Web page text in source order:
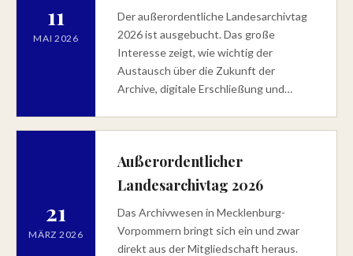
11
MAI 2026
Der außerordentliche Landesarchivtag
2026 ist ausgebucht. Das große
Interesse zeigt, wie wichtig der
Austausch über die Zukunft der
Archive, digitale Erschließung und…
21
MÄRZ 2026
Außerordentlicher
Landesarchivtag 2026
Das Archivwesen in Mecklenburg-
Vorpommern bringt sich ein und zwar
direkt aus der Mitgliedschaft heraus.